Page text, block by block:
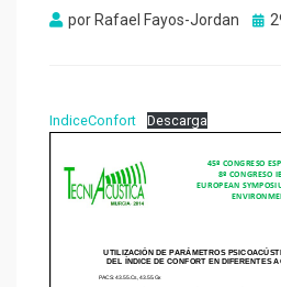
por Rafael Fayos-Jordan
IndiceConfort Descarga